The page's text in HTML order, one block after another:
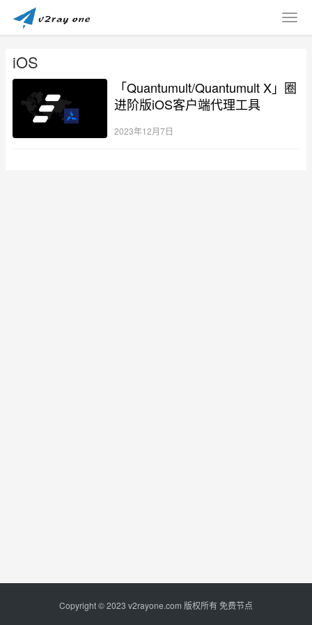
iOS
「Quantumult/Quantumult X」圈
进阶版iOS客户端代理工具
2023年12月7日
Copyright © 2023 v2rayone.com 版权所有 免费节点